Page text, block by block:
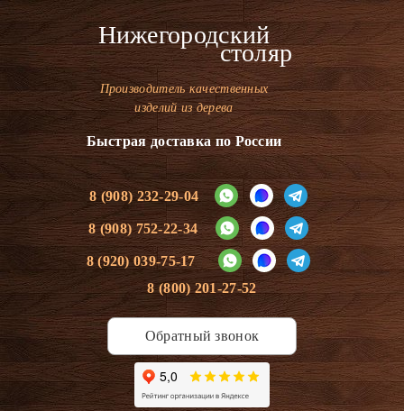
Нижегородский
столяр
Производитель качественных
изделий из дерева
Быстрая доставка по России
8 (908) 232-29-04
8 (908) 752-22-34
8 (920) 039-75-17
8 (800) 201-27-52
Обратный звонок